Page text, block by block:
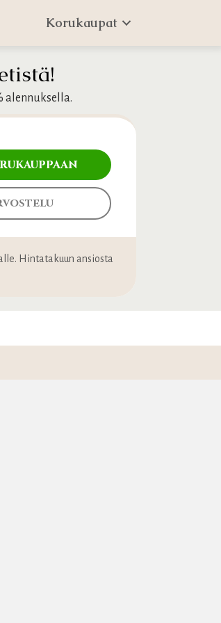
Korukaupat
alennuksella.
Hintatakuun ansiosta